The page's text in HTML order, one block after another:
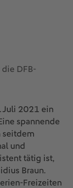
DFB-
Juli 2021 ein
spannende
seitdem
und
tätig ist,
Braun.
Freizeiten